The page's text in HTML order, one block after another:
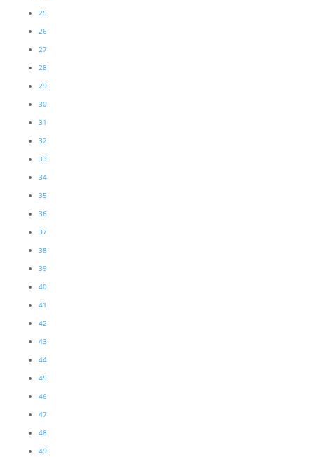
25
26
27
28
29
30
31
32
33
34
35
36
37
38
39
40
41
42
43
44
45
46
47
48
49